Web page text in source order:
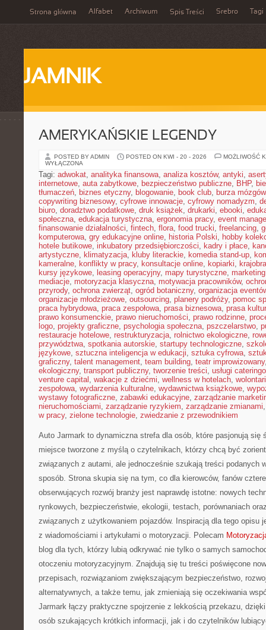
Strona główna Alfabet Archiwum Spis Treści Srebro Tagi
JAMNIK
AMERYKAŃSKIE LEGENDY
POSTED BY ADMIN POSTED ON KWI - 20 - 2026
MOŻLIWOŚĆ
WYŁĄCZONA
Tagi: adwokat, analityka finansowa, analiza kosztów, antyki,
internetowe, auta zabytkowe, bezpieczeństwo publiczne, BHP,
tłumaczeń, biznes etyczny, blogowanie, book club, burza mózgów
copywriting biznesowy, cyfrowe innowacje, cyfrowy nomadyzm,
biuro, doradztwo podatkowe, druk książek, drukarki, ebooki,
społeczna, edukacja turystyczna, ergonomia pracy, event
finansowanie działalności, fintech, flora, food trucki, freelancing,
komputerowa, gry edukacyjne online, historia Polski, hobby
hotele butikowe, inkubatory przedsiębiorczości, kadry i płace,
artystyczne, klimatyzacja, kluby literackie, komedia stand-up,
kameralne, konflikty w pracy, konsultacje online, kopiarki,
kursy językowe, leasing operacyjny, mapy turystyczne,
mediacje, motoryzacja klasyczna, motywacja pracowników,
przyrody, ochrona zwierząt, ogród botaniczny, organizacja
organizacje młodzieżowe, outsourcing, planery podróży, pomoc
praca hybrydowa, praca zespołowa, prasa biznesowa, prasa
prawo konsumenckie, prawo nieruchomości, prawo rodzinne,
logo, projekty graficzne, psychologia społeczna, pszczelarstwo,
restauracje hotelowe, restrukturyzacja, rolnictwo ekologiczne,
przywództwa, spotkania autorskie, startupy technologiczne,
językowe, sztuczna inteligencja w edukacji, sztuka cyfrowa,
graficzny, talent management, team building, teatr improwizowany
ekologiczny, transport publiczny, tworzenie treści, usługi
venture capital , wakacje z dziećmi, wellness w hotelach,
zespołowa, wydarzenia kulturalne, wydawnictwa książkowe,
wystawy fotograficzne, zabawki edukacyjne, zarządzanie
nieruchomościami, zarządzanie ryzykiem, zarządzanie zmianami
w pracy, zielone technologie, zwiedzanie z przewodnikiem
Auto Jarmark to dynamiczna strefa dla osób, które pasjonują się
miejsce tworzone z myślą o czytelnikach, którzy chcą być
związanych z autami, ale jednocześnie szukają treści podanych
sposób. Strona skupia się na tym, co dla kierowców, fanów
obserwujących rozwój branży jest naprawdę istotne: nowych
rynkowych, bezpieczeństwie, ekologii, testach, porównaniach
związanych z użytkowaniem pojazdów. Inspiracją dla tego opisu
z wiadomościami i artykułami o motoryzacji. Polecam
blog dla tych, którzy lubią odkrywać nie tylko o samych
otoczeniu motoryzacyjnym. Znajdują się tu treści poświęcone
przepisach, rozwiązaniom zwiększającym bezpieczeństwo,
alternatywnych, a także temu, jak zmieniają się oczekiwania
Jarmark łączy praktyczne spojrzenie z lekkością przekazu,
osób szukających krótkich informacji, jak i do czytelników